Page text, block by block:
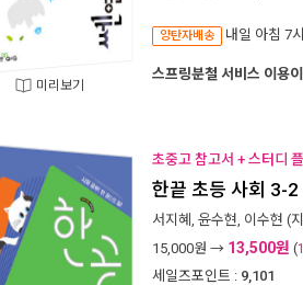
미리보기
양탄자배송 내일 아침 7시
스프링분철 서비스 이용
초중고 참고서 + 스터디
한끝 초등 사회 3-
서지혜 , 윤수현, 이수현 (
15,000원 → 13,500원 (
세일즈포인트 : 9,101